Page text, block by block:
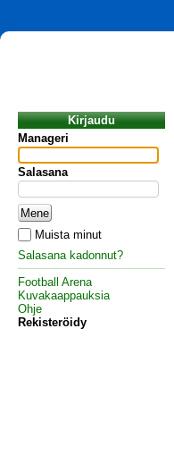
Kirjaudu
Manageri
Salasana
Muista minut
Salasana kadonnut?
Football Arena
Kuvakaappauksia
Ohje
Rekisteröidy